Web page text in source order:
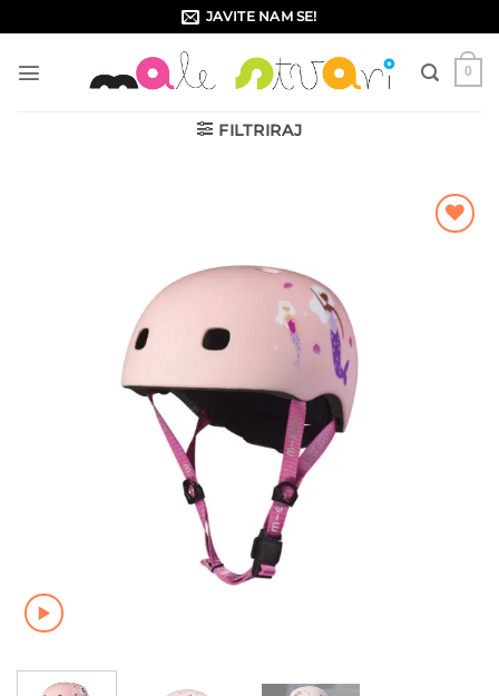
to
content
JAVITE NAM SE!
0
FILTRIRAJ